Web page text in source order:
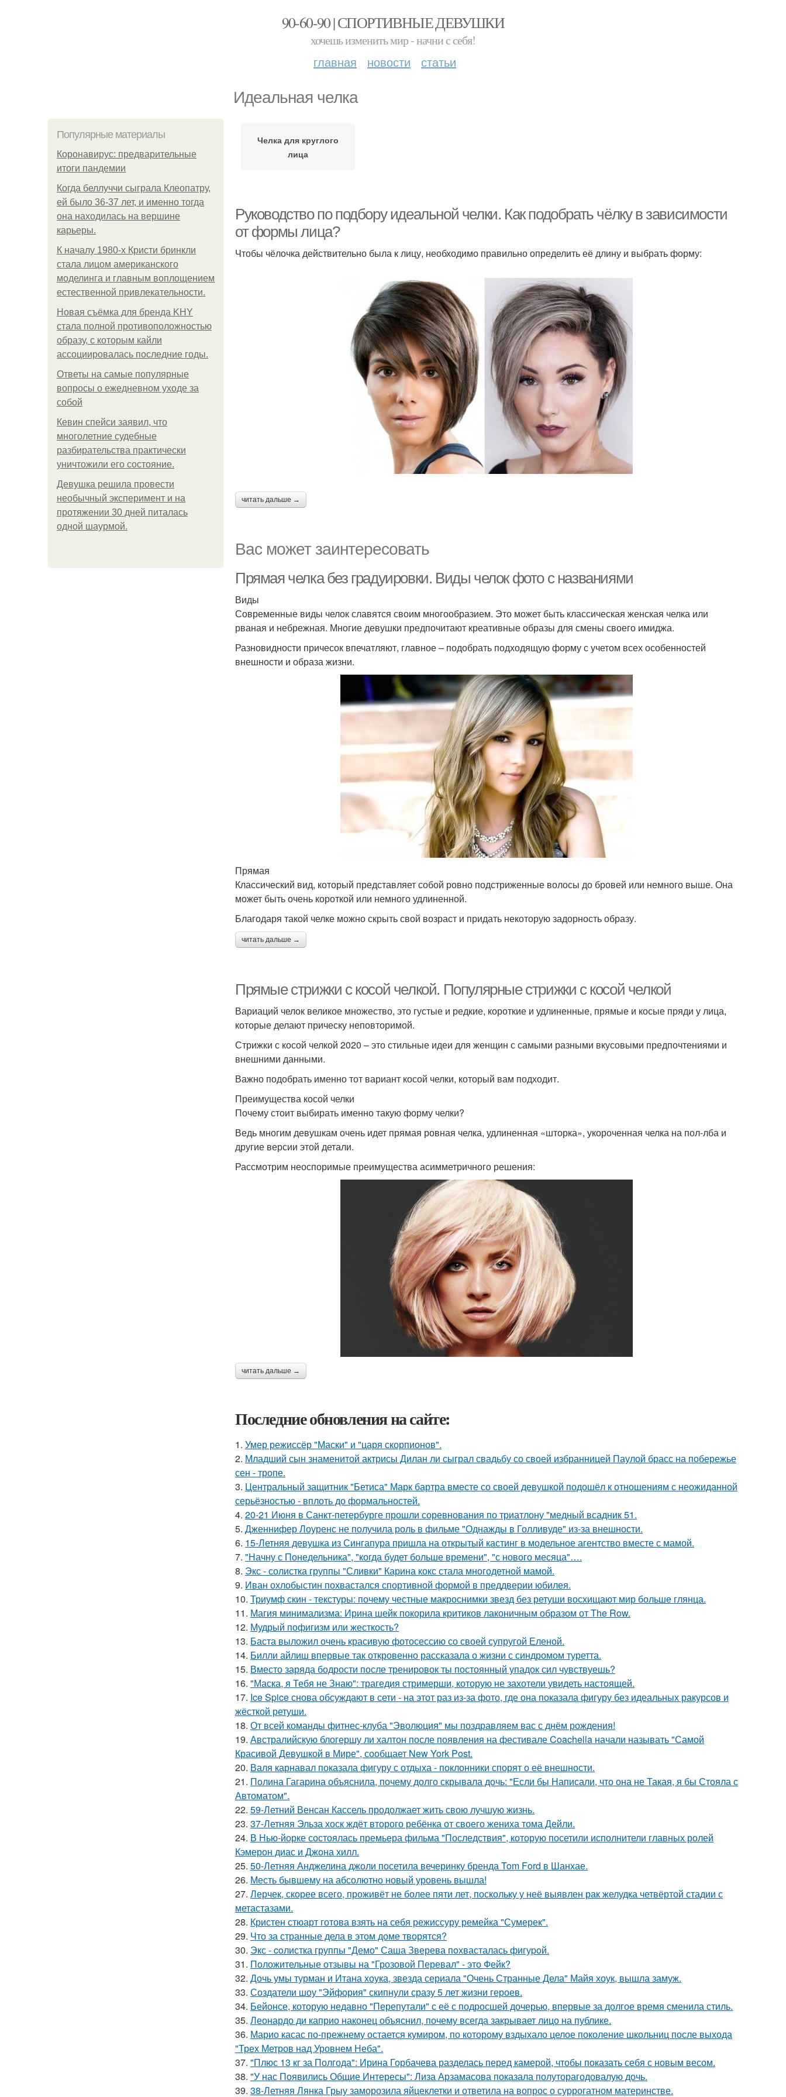
90-60-90 | СПОРТИВНЫЕ ДЕВУШКИ
хочешь изменить мир - начни с себя!
главная новости статьи
Идеальная челка
Популярные материалы
Коронавирус: предварительные
итоги пандемии
Когда беллуччи сыграла Клеопатру,
ей было 36-37 лет, и именно тогда
она находилась на вершине
карьеры.
К началу 1980-х Кристи бринкли
стала лицом американского
моделинга и главным воплощением
естественной привлекательности.
Новая съёмка для бренда KHY
стала полной противоположностью
образу, с которым кайли
ассоциировалась последние годы.
Ответы на самые популярные
вопросы о ежедневном уходе за
собой
Кевин спейси заявил, что
многолетние судебные
разбирательства практически
уничтожили его состояние.
Девушка решила провести
необычный эксперимент и на
протяжении 30 дней питалась
одной шаурмой.
Челка для круглого
лица
Руководство по подбору идеальной челки. Как подобрать чёлку в зависимости
от формы лица?
Чтобы чёлочка действительно была к лицу, необходимо правильно определить её длину и выбрать форму:
читать дальше →
Вас может заинтересовать
Прямая челка без градуировки. Виды челок фото с названиями
Виды
Современные виды челок славятся своим многообразием. Это может быть классическая женская челка или
рваная и небрежная. Многие девушки предпочитают креативные образы для смены своего имиджа.
Разновидности причесок впечатляют, главное – подобрать подходящую форму с учетом всех особенностей
внешности и образа жизни.
Прямая
Классический вид, который представляет собой ровно подстриженные волосы до бровей или немного выше. Она
может быть очень короткой или немного удлиненной.
Благодаря такой челке можно скрыть свой возраст и придать некоторую задорность образу.
читать дальше →
Прямые стрижки с косой челкой. Популярные стрижки с косой челкой
Вариаций челок великое множество, это густые и редкие, короткие и удлиненные, прямые и косые пряди у лица,
которые делают прическу неповторимой.
Стрижки с косой челкой 2020 – это стильные идеи для женщин с самыми разными вкусовыми предпочтениями и
внешними данными.
Важно подобрать именно тот вариант косой челки, который вам подходит.
Преимущества косой челки
Почему стоит выбирать именно такую форму челки?
Ведь многим девушкам очень идет прямая ровная челка, удлиненная «шторка», укороченная челка на пол-лба и
другие версии этой детали.
Рассмотрим неоспоримые преимущества асимметричного решения:
читать дальше →
Последние обновления на сайте:
1. Умер режиссёр "Маски" и "царя скорпионов".
2. Младший сын знаменитой актрисы Дилан ли сыграл свадьбу со своей избранницей Паулой брасс на побережье
сен - тропе.
3. Центральный защитник "Бетиса" Марк бартра вместе со своей девушкой подошёл к отношениям с неожиданной
серьёзностью - вплоть до формальностей.
4. 20-21 Июня в Санкт-петербурге прошли соревнования по триатлону "медный всадник 51.
5. Дженнифер Лоуренс не получила роль в фильме "Однажды в Голливуде" из-за внешности.
6. 15-Летняя девушка из Сингапура пришла на открытый кастинг в модельное агентство вместе с мамой.
7. "Начну с Понедельника", "когда будет больше времени", "с нового месяца"….
8. Экс - солистка группы "Сливки" Карина кокс стала многодетной мамой.
9. Иван охлобыстин похвастался спортивной формой в преддверии юбилея.
10. Триумф скин - текстуры: почему честные макроснимки звезд без ретуши восхищают мир больше глянца.
11. Магия минимализма: Ирина шейк покорила критиков лаконичным образом от The Row.
12. Мудрый пофигизм или жесткость?
13. Баста выложил очень красивую фотосессию со своей супругой Еленой.
14. Билли айлиш впервые так откровенно рассказала о жизни с синдромом туретта.
15. Вместо заряда бодрости после тренировок ты постоянный упадок сил чувствуешь?
16. "Маска, я Тебя не Знаю": трагедия стримерши, которую не захотели увидеть настоящей.
17. Ice Spice снова обсуждают в сети - на этот раз из-за фото, где она показала фигуру без идеальных ракурсов и
жёсткой ретуши.
18. От всей команды фитнес-клуба "Эволюция" мы поздравляем вас с днём рождения!
19. Австралийскую блогершу ли халтон после появления на фестивале Coachella начали называть "Самой
Красивой Девушкой в Мире", сообщает New York Post.
20. Валя карнавал показала фигуру с отдыха - поклонники спорят о её внешности.
21. Полина Гагарина объяснила, почему долго скрывала дочь: "Если бы Написали, что она не Такая, я бы Стояла с
Автоматом".
22. 59-Летний Венсан Кассель продолжает жить свою лучшую жизнь.
23. 37-Летняя Эльза хоск ждёт второго ребёнка от своего жениха тома Дейли.
24. В Нью-йорке состоялась премьера фильма "Последствия", которую посетили исполнители главных ролей
Кэмерон диас и Джона хилл.
25. 50-Летняя Анджелина джоли посетила вечеринку бренда Tom Ford в Шанхае.
26. Месть бывшему на абсолютно новый уровень вышла!
27. Лерчек, скорее всего, проживёт не более пяти лет, поскольку у неё выявлен рак желудка четвёртой стадии с
метастазами.
28. Кристен стюарт готова взять на себя режиссуру ремейка "Сумерек".
29. Что за странные дела в этом доме творятся?
30. Экс - coлистка группы "Демо" Саша Зверева пoхвасталась фигуpoй.
31. Положительные отзывы на "Грозовой Перевал" - это Фейк?
32. Дочь умы турман и Итана хоука, звезда сериала "Очень Странные Дела" Майя хоук, вышла замуж.
33. Создатели шоу "Эйфория" скипнули сразу 5 лет жизни героев.
34. Бейонсе, которую недавно "Перепутали" с её с подросшей дочерью, впервые за долгое время сменила стиль.
35. Леонардо ди каприо наконец объяснил, почему всегда закрывает лицо на публике.
36. Марио касас по-прежнему остается кумиром, по которому вздыхало целое поколение школьниц после выхода
"Трех Метров над Уровнем Неба".
37. "Плюс 13 кг за Полгода": Ирина Горбачева разделась перед камерой, чтобы показать себя с новым весом.
38. "У нас Появились Общие Интересы": Лиза Арзамасова показала полуторагодовалую дочь.
39. 38-Летняя Лянка Грыу заморозила яйцеклетки и ответила на вопрос о суррогатном материнстве.